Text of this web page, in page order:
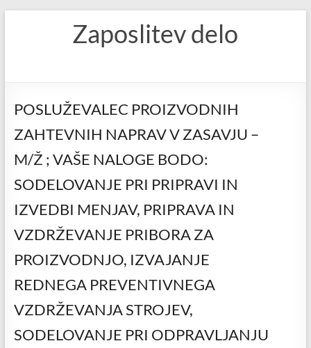
Zaposlitev delo
POSLUŽEVALEC PROIZVODNIH
ZAHTEVNIH NAPRAV V ZASAVJU –
M/Ž ; VAŠE NALOGE BODO:
SODELOVANJE PRI PRIPRAVI IN
IZVEDBI MENJAV, PRIPRAVA IN
VZDRŽEVANJE PRIBORA ZA
PROIZVODNJO, IZVAJANJE
REDNEGA PREVENTIVNEGA
VZDRŽEVANJA STROJEV,
SODELOVANJE PRI ODPRAVLJANJU